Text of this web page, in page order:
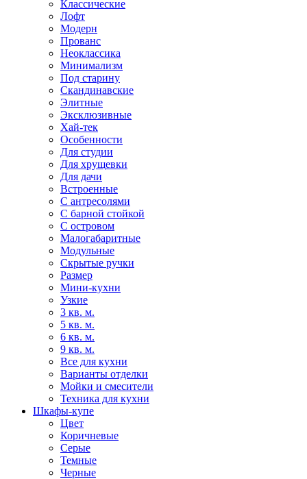
Классические
Лофт
Модерн
Прованс
Неоклассика
Минимализм
Под старину
Скандинавские
Элитные
Эксклюзивные
Хай-тек
Особенности
Для студии
Для хрущевки
Для дачи
Встроенные
С антресолями
С барной стойкой
С островом
Малогабаритные
Модульные
Скрытые ручки
Размер
Мини-кухни
Узкие
3 кв. м.
5 кв. м.
6 кв. м.
9 кв. м.
Все для кухни
Варианты отделки
Мойки и смесители
Техника для кухни
Шкафы-купе
Цвет
Коричневые
Серые
Темные
Черные